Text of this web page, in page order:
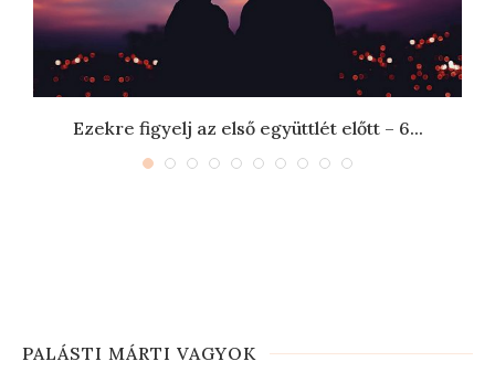
Ezekre figyelj az első együttlét előtt – 6...
PALÁSTI MÁRTI VAGYOK